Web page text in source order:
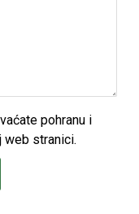
pohranu i
web stranici.